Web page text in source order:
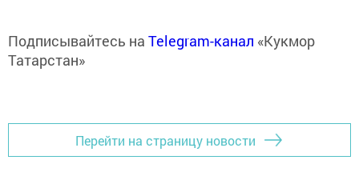
Подписывайтесь на Telegram-канал «Кукмор
Татарстан»
Перейти на страницу новости